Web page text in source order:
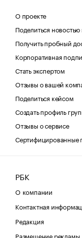
О проекте
Поделиться
Получить пробный
Корпоративная
Стать экспертом
Отзывы о вашей
Поделиться кейсом
Создать профиль
Отзывы о сервисе
Сертифицированные
РБК
О компании
Контактная
Редакция
Размещение рекламы